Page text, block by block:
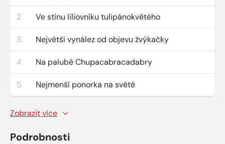
2 Ve stínu liliovníku tulipánokvětého
3 Největší vynález od objevu žvýkačky
4 Na palubě Chupacabracadabry
5 Nejmenší ponorka na světě
Zobrazit více
Podrobnosti